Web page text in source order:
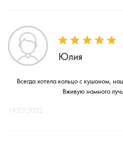
Юлия
Всегда хотела кольцо с кушоном,
Вживую намного
19.02.2022